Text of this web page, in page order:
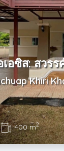
เอซิส: สวร
Khiri
400 m2